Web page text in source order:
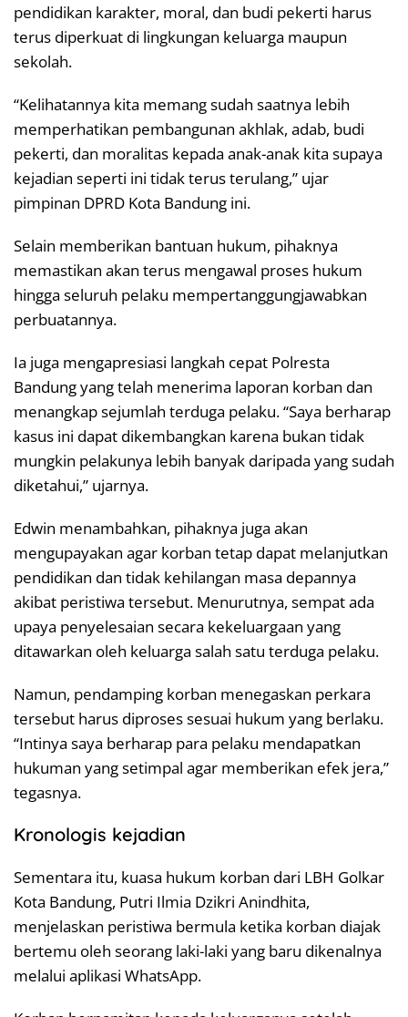
pendidikan karakter, moral, dan budi pekerti harus
terus diperkuat di lingkungan keluarga maupun
sekolah.
“Kelihatannya kita memang sudah saatnya lebih
memperhatikan pembangunan akhlak, adab, budi
pekerti, dan moralitas kepada anak-anak kita supaya
kejadian seperti ini tidak terus terulang,” ujar
pimpinan DPRD Kota Bandung ini.
Selain memberikan bantuan hukum, pihaknya
memastikan akan terus mengawal proses hukum
hingga seluruh pelaku mempertanggungjawabkan
perbuatannya.
Ia juga mengapresiasi langkah cepat Polresta
Bandung yang telah menerima laporan korban dan
menangkap sejumlah terduga pelaku. “Saya berharap
kasus ini dapat dikembangkan karena bukan tidak
mungkin pelakunya lebih banyak daripada yang sudah
diketahui,” ujarnya.
Edwin menambahkan, pihaknya juga akan
mengupayakan agar korban tetap dapat melanjutkan
pendidikan dan tidak kehilangan masa depannya
akibat peristiwa tersebut. Menurutnya, sempat ada
upaya penyelesaian secara kekeluargaan yang
ditawarkan oleh keluarga salah satu terduga pelaku.
Namun, pendamping korban menegaskan perkara
tersebut harus diproses sesuai hukum yang berlaku.
“Intinya saya berharap para pelaku mendapatkan
hukuman yang setimpal agar memberikan efek jera,”
tegasnya.
Kronologis kejadian
Sementara itu, kuasa hukum korban dari LBH Golkar
Kota Bandung, Putri Ilmia Dzikri Anindhita,
menjelaskan peristiwa bermula ketika korban diajak
bertemu oleh seorang laki-laki yang baru dikenalnya
melalui aplikasi WhatsApp.